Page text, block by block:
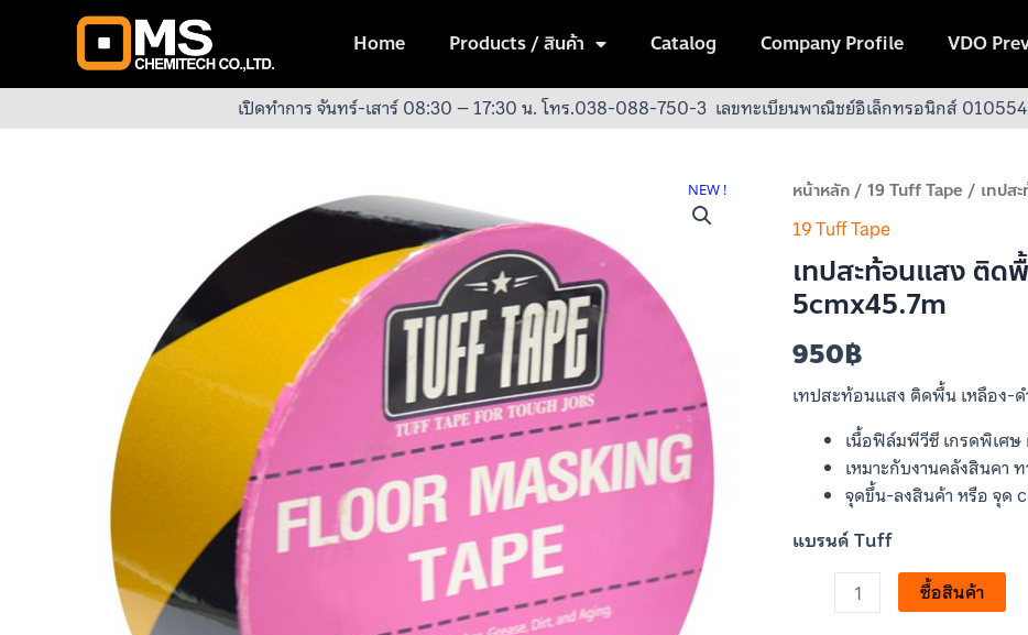
Home Products / สินค้า Catalog Company Profile VDO
เปิดทำการ จันทร์-เสาร์ 08:30 – 17:30 น.โทร.038-088-750-3 เลขทะเบียนพาณิชย์อิเล็กทรอนิกส์
NEW ! หน้าหลัก/ 19 Tuff Tape / เทปส
19 Tuff Tape
เทปสะท้อนแสง ติด
5cmx45.7m
950฿
เทปสะท้อนแสง ติดพื้น เหลือง-ด
เนื้อฟิล์มพีวีซี เกรดพิเศ
เหมาะกับงานคลังสินคา
จุดขึ้น-ลงสินค้า หรือ จุด
แบรนด์ Tuff
จำนวน
เทป
แสง
ติด
เหลือง-
ลาย
เฉียง
5cmx45.7m
ซื้อสินค้า